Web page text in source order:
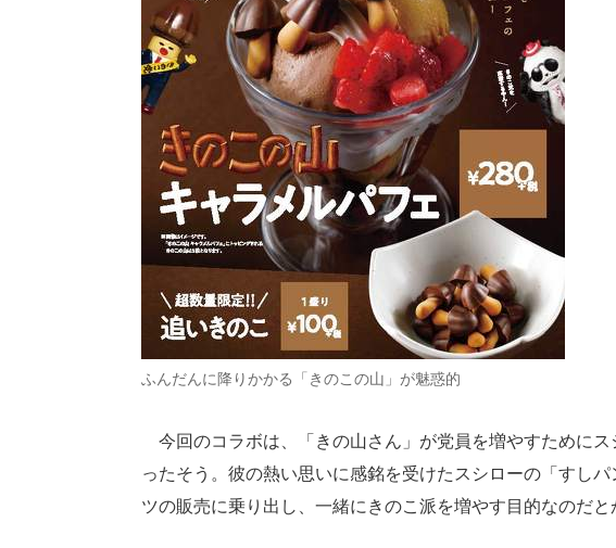
ふんだんに降りかかる「きのこの山」が魅惑的
今回のコラボは、「きの山さん」が党員を増やすために
ったそう。彼の熱い思いに感銘を受けたスシローの「すし
ツの販売に乗り出し、一緒にきのこ派を増やす目的なのだと